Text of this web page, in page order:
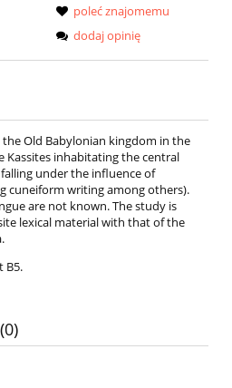
poleć znajomemu
dodaj opinię
Old Babylonian kingdom in the
Kassites inhabitating the central
under the influence of
cuneiform writing among others).
are not known. The study is
lexical material with that of the
B5.